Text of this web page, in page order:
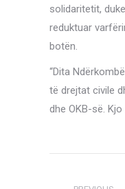
solidaritetit,
reduktuar
botën.
“Dita
të drejtat civile
dhe OKB-së.